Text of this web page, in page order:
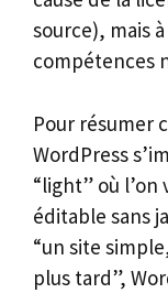
source), mais
compétences
Pour résumer
WordPress
“light” où
éditable sans
“un site
plus tard”,